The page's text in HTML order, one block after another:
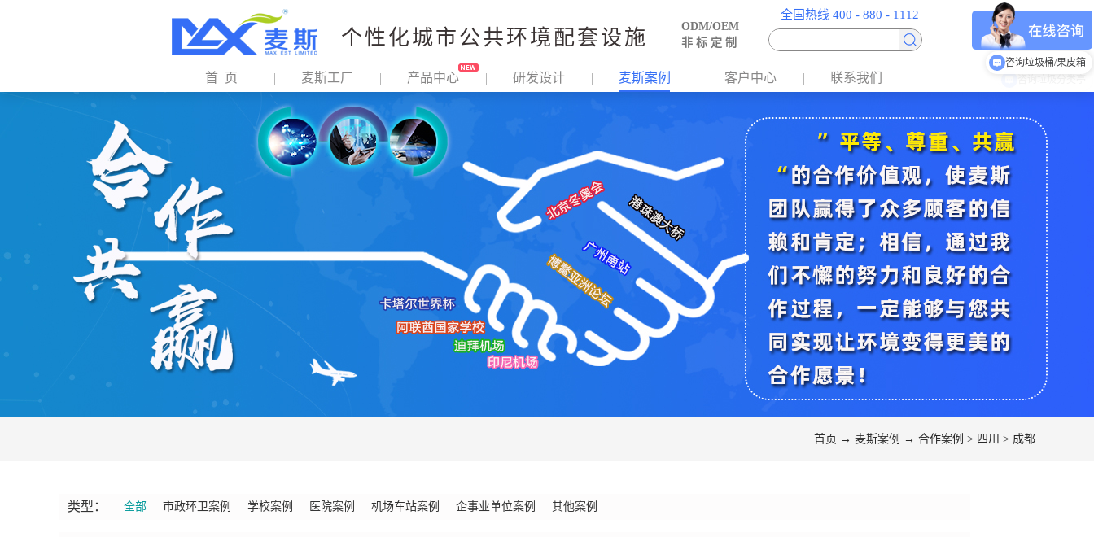
个性化城市公共环境配套设施
ODM/OEM
非 标 定 制
全国热线 400 - 880 - 1112
首 页 麦斯工厂 产品中心 研发设计 麦斯案例 客户中心 联系我们
首页 → 麦斯案例 → 合作案例 > 四川 > 成都
类型： 全部 市政环卫案例 学校案例 医院案例 机场车站案例 企事业单位案例 其他案例
咨询垃圾桶/果皮箱